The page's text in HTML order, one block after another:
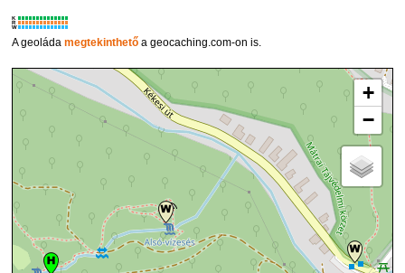
K
R
W
A geoládamegtekinthető a geocaching.com-on is.
+
−